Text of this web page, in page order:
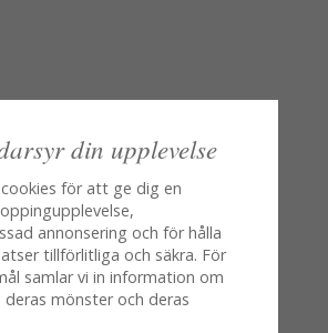
inuti.
över ca 14cm
din upplevelse
för att ge dig en
annonsering och för hålla
tillförlitliga och säkra. För
samlar vi in information om
deras mönster och deras